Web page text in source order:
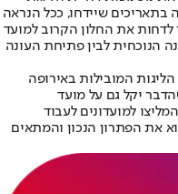
בתאריכים שיידחו, ככל הנראה
לדחות את החלון הקרוב למועד
הנוכחית לבין פתיחת העונה
המובילות באירופה
יקל גם על מועד
למועדונים לעבוד
את הפתרון הנכון והמתאים